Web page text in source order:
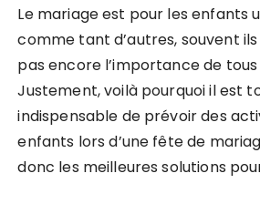
Le mariage est pour les enfants
comme tant d’autres, souvent
pas encore l’importance de
Justement, voilà pourquoi il est
indispensable de prévoir des
enfants lors d’une fête de
donc les meilleures solutions